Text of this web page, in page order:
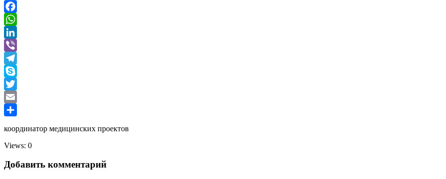
Facebook
WhatsApp
LinkedIn
Viber
Telegram
Skype
Twitter
Email
координатор медицинских проектов
Views: 0
Добавить комментарий